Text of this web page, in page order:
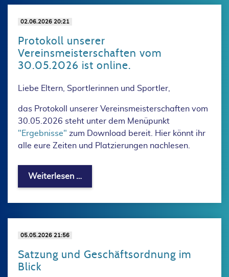
02.06.2026 20:21
Protokoll unserer
Vereinsmeisterschaften vom
30.05.2026 ist online.
Liebe Eltern, Sportlerinnen und Sportler,
das Protokoll unserer Vereinsmeisterschaften vom
30.05.2026 steht unter dem Menüpunkt
"Ergebnisse" zum Download bereit. Hier könnt ihr
alle eure Zeiten und Platzierungen nachlesen.
Weiterlesen …
05.05.2026 21:56
Satzung und Geschäftsordnung im
Blick